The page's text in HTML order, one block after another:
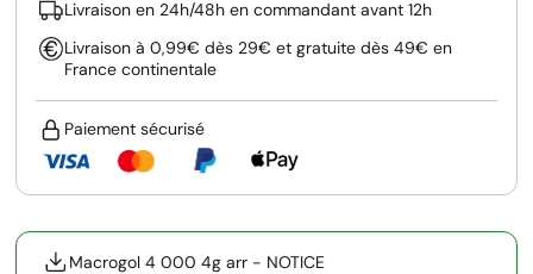
Livraison en 24h/48h en commandant avant 12h
Livraison à 0,99€ dès 29€ et gratuite dès 49€ en
France continentale
Paiement sécurisé
Macrogol 4 000 4g arr - NOTICE